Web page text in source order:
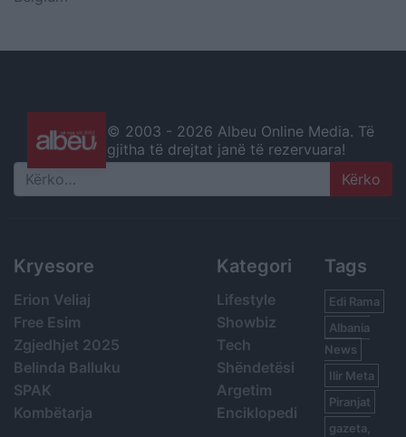
© 2003 - 2026 Albeu Online Media. Të
gjitha të drejtat janë të rezervuara!
Search
Kryesore
Erion Veliaj
Free Esim
Zgjedhjet 2025
Belinda Balluku
SPAK
Kombëtarja
Kategori
Lifestyle
Showbiz
Tech
Shëndetësi
Argetim
Enciklopedi
Tags
Edi Rama
Albania
News
Ilir Meta
Piranjat
gazeta,